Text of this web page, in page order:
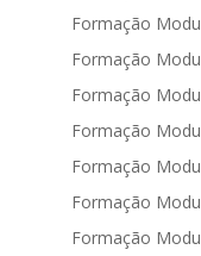
Formação
Formação
Formação
Formação
Formação
Formação
Formação